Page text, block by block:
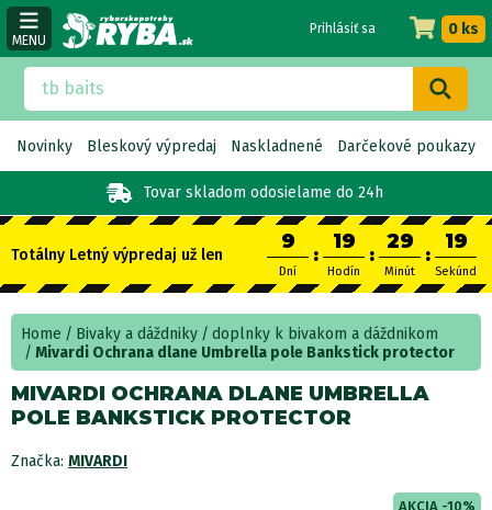
MENU
Tovar skladom odosielame do 24h
Prihlásiť sa 0 ks
Novinky Bleskový výpredaj Naskladnené Darčekové poukazy
Totálny Letný výpredaj už len
9
Dní
:
19
Hodín
:
29
Minút
:
19
Sekúnd
Home Bivaky a dáždniky
doplnky k bivakom a dáždnikom
Mivardi Ochrana dlane Umbrella pole Bankstick protector
MIVARDI OCHRANA DLANE UMBRELLA
POLE BANKSTICK PROTECTOR
Značka: MIVARDI
AKCIA -10%